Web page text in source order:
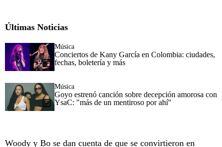
Últimas Noticias
Música
Conciertos de Kany García en Colombia: ciudades,
fechas, boletería y más
Música
Goyo estrenó canción sobre decepción amorosa con
YsaC: "más de un mentiroso por ahí"
Woody y Bo se dan cuenta de que se convirtieron en